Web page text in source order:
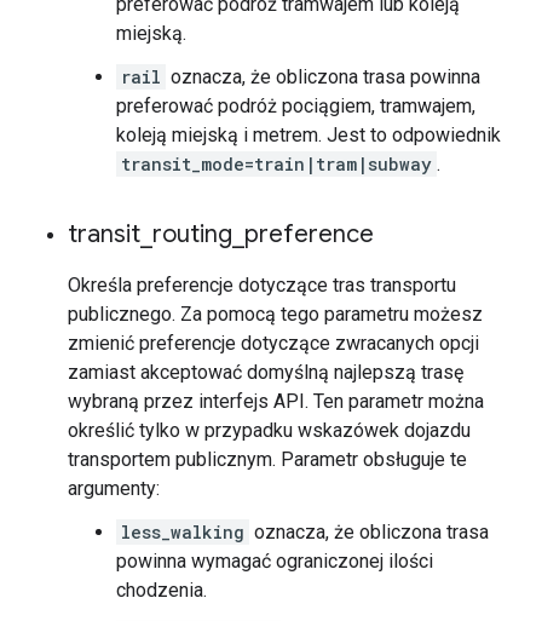
miejską.
rail oznacza, że obliczona trasa powinna
preferować podróż pociągiem, tramwajem,
koleją miejską i metrem. Jest to odpowiednik
transit_mode=train|tram|subway .
transit routing preference
Określa preferencje dotyczące tras transportu
publicznego. Za pomocą tego parametru możesz
zmienić preferencje dotyczące zwracanych opcji
zamiast akceptować domyślną najlepszą trasę
wybraną przez interfejs API. Ten parametr można
określić tylko w przypadku wskazówek dojazdu
transportem publicznym. Parametr obsługuje te
argumenty:
less_walking oznacza, że obliczona trasa
powinna wymagać ograniczonej ilości
chodzenia.